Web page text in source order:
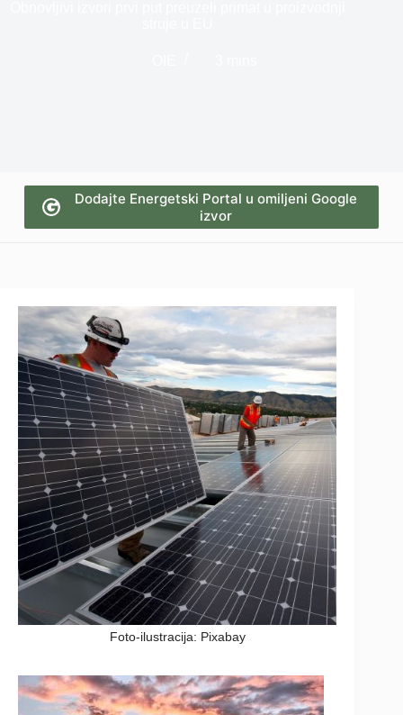
Dodajte Energetski Portal u omiljeni Google
izvor
Foto-ilustracija: Pixabay